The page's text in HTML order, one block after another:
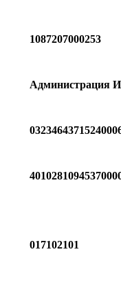
1087207000253
Администрация
017102101